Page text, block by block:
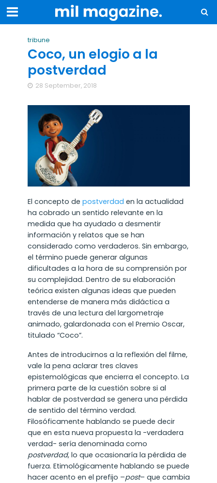
tribune
Coco, un elogio a la
postverdad
28 September, 2018
El concepto de postverdad en la actualidad
ha cobrado un sentido relevante en la
medida que ha ayudado a desmentir
información y relatos que se han
considerado como verdaderos. Sin embargo,
el término puede generar algunas
dificultades a la hora de su comprensión por
su complejidad. Dentro de su elaboración
teórica existen algunas ideas que pueden
entenderse de manera más didáctica a
través de una lectura del largometraje
animado, galardonada con el Premio Oscar,
titulado “Coco”.
Antes de introducirnos a la reflexión del filme,
vale la pena aclarar tres claves
epistemológicas que encierra el concepto. La
primera parte de la cuestión sobre si al
hablar de postverdad se genera una pérdida
de sentido del término verdad.
Filosóficamente hablando se puede decir
que en esta nueva propuesta la -verdadera
verdad- sería denominada como
postverdad, lo que ocasionaría la pérdida de
fuerza. Etimológicamente hablando se puede
hacer acento en el prefijo –post– que cambia